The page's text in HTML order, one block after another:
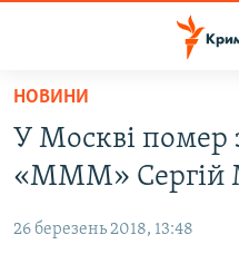
Перейти
основного
матеріалу
до
ПОЛІТИКА
НОВИНИ
У Москві помер
«МММ» Сергій
26 березень 2018, 13:48